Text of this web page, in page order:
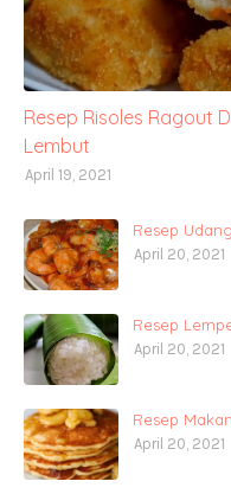
Resep Risoles Ragout
Lembut
April 19, 2021
Resep
April 20, 2021
Resep
April 20, 2021
Resep
April 20, 2021